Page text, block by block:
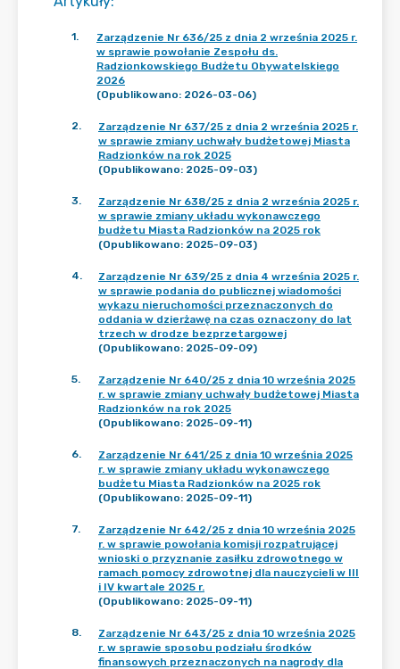
1.
Zarządzenie Nr 636/25 z dnia 2 września 2025 r.
w sprawie powołanie Zespołu ds.
Radzionkowskiego Budżetu Obywatelskiego
2026
(Opublikowano: 2026-03-06)
2.
Zarządzenie Nr 637/25 z dnia 2 września 2025 r.
w sprawie zmiany uchwały budżetowej Miasta
Radzionków na rok 2025
(Opublikowano: 2025-09-03)
3.
Zarządzenie Nr 638/25 z dnia 2 września 2025 r.
w sprawie zmiany układu wykonawczego
budżetu Miasta Radzionków na 2025 rok
(Opublikowano: 2025-09-03)
4.
Zarządzenie Nr 639/25 z dnia 4 września 2025 r.
w sprawie podania do publicznej wiadomości
wykazu nieruchomości przeznaczonych do
oddania w dzierżawę na czas oznaczony do lat
trzech w drodze bezprzetargowej
(Opublikowano: 2025-09-09)
5.
Zarządzenie Nr 640/25 z dnia 10 września 2025
r. w sprawie zmiany uchwały budżetowej Miasta
Radzionków na rok 2025
(Opublikowano: 2025-09-11)
6.
Zarządzenie Nr 641/25 z dnia 10 września 2025
r. w sprawie zmiany układu wykonawczego
budżetu Miasta Radzionków na 2025 rok
(Opublikowano: 2025-09-11)
7.
Zarządzenie Nr 642/25 z dnia 10 września 2025
r. w sprawie powołania komisji rozpatrującej
wnioski o przyznanie zasiłku zdrowotnego w
ramach pomocy zdrowotnej dla nauczycieli w III
i IV kwartale 2025 r.
(Opublikowano: 2025-09-11)
8.
Zarządzenie Nr 643/25 z dnia 10 września 2025
r. w sprawie sposobu podziału środków
finansowych przeznaczonych na nagrody dla